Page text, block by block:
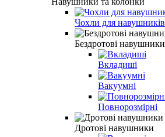
Чохли для навушників
Бездротові навушники
Вкладиші
Вакуумні
Повнорозмірні
Дротові навушники